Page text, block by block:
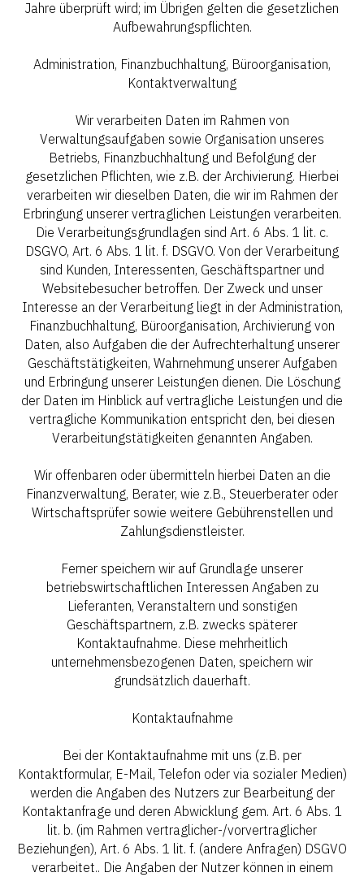
Jahre überprüft wird; im Übrigen gelten die gesetzlichen
Aufbewahrungspflichten.
Administration, Finanzbuchhaltung, Büroorganisation,
Kontaktverwaltung
Wir verarbeiten Daten im Rahmen von
Verwaltungsaufgaben sowie Organisation unseres
Betriebs, Finanzbuchhaltung und Befolgung der
gesetzlichen Pflichten, wie z.B. der Archivierung. Hierbei
verarbeiten wir dieselben Daten, die wir im Rahmen der
Erbringung unserer vertraglichen Leistungen verarbeiten.
Die Verarbeitungsgrundlagen sind Art. 6 Abs. 1 lit. c.
DSGVO, Art. 6 Abs. 1 lit. f. DSGVO. Von der Verarbeitung
sind Kunden, Interessenten, Geschäftspartner und
Websitebesucher betroffen. Der Zweck und unser
Interesse an der Verarbeitung liegt in der Administration,
Finanzbuchhaltung, Büroorganisation, Archivierung von
Daten, also Aufgaben die der Aufrechterhaltung unserer
Geschäftstätigkeiten, Wahrnehmung unserer Aufgaben
und Erbringung unserer Leistungen dienen. Die Löschung
der Daten im Hinblick auf vertragliche Leistungen und die
vertragliche Kommunikation entspricht den, bei diesen
Verarbeitungstätigkeiten genannten Angaben.
Wir offenbaren oder übermitteln hierbei Daten an die
Finanzverwaltung, Berater, wie z.B., Steuerberater oder
Wirtschaftsprüfer sowie weitere Gebührenstellen und
Zahlungsdienstleister.
Ferner speichern wir auf Grundlage unserer
betriebswirtschaftlichen Interessen Angaben zu
Lieferanten, Veranstaltern und sonstigen
Geschäftspartnern, z.B. zwecks späterer
Kontaktaufnahme. Diese mehrheitlich
unternehmensbezogenen Daten, speichern wir
grundsätzlich dauerhaft.
Kontaktaufnahme
Bei der Kontaktaufnahme mit uns (z.B. per
Kontaktformular, E-Mail, Telefon oder via sozialer Medien)
werden die Angaben des Nutzers zur Bearbeitung der
Kontaktanfrage und deren Abwicklung gem. Art. 6 Abs. 1
lit. b. (im Rahmen vertraglicher-/vorvertraglicher
Beziehungen), Art. 6 Abs. 1 lit. f. (andere Anfragen) DSGVO
verarbeitet.. Die Angaben der Nutzer können in einem